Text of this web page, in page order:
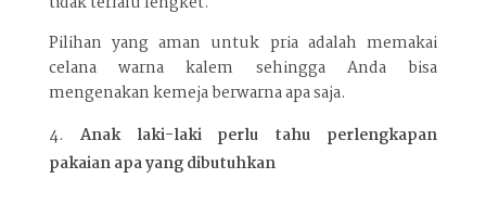
Pilihan yang aman untuk pria adalah memakai
celana warna kalem sehingga Anda bisa
mengenakan kemeja berwarna apa saja.
Anak laki-laki perlu tahu perlengkapan
pakaian apa yang dibutuhkan